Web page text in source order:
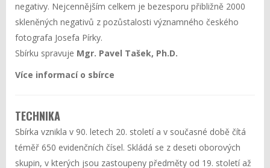
negativy. Nejcennějším celkem je bezesporu přibližně 2000
skleněných negativů z pozůstalosti významného českého
fotografa Josefa Pírky.
Sbírku spravuje Mgr. Pavel Tašek, Ph.D.
Více informací o sbírce
TECHNIKA
Sbírka vznikla v 90. letech 20. století a v současné době čítá
téměř 650 evidenčních čísel. Skládá se z deseti oborových
skupin, v kterých jsou zastoupeny předměty od 19. století až